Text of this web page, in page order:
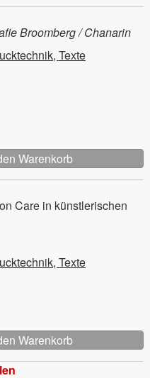
Broomberg / Chanarin
Texte
Care in künstlerischen
Texte